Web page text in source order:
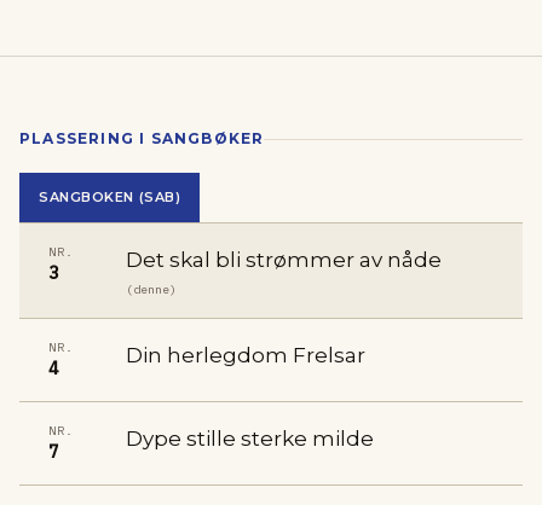
PLASSERING I SANGBØKER
SANGBOKEN (SAB)
NR.
3
Det skal bli strømmer av nåde
(denne)
NR.
4
Din herlegdom Frelsar
NR.
7
Dype stille sterke milde